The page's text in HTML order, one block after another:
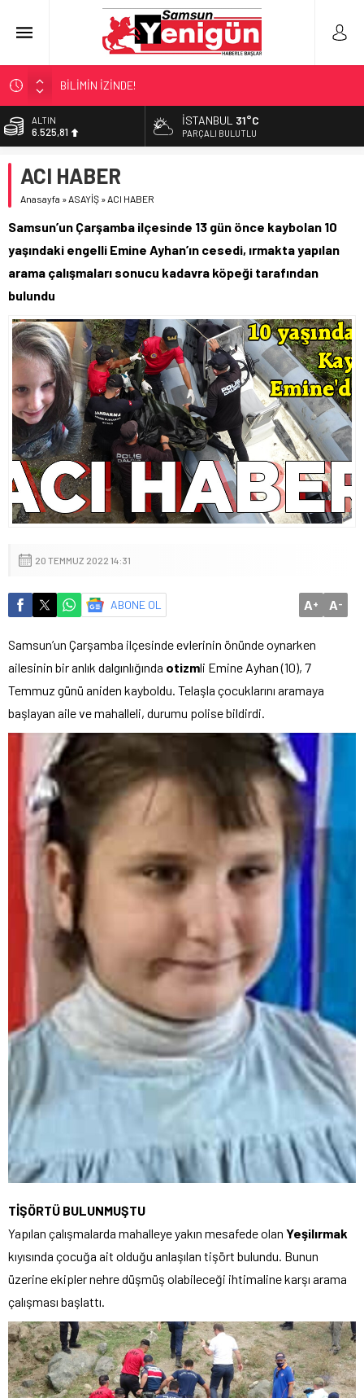
BİLİMİN İZİNDE!
TIR’A ‘ZEHİR’ BASKINI!
FECİ SON!
SAMSUN YANACAK!
BİST
13.703,13
47,5932
EURO
6.525,81
İSTANBUL 31°C
PARÇALI BULUTLU
ACI HABER
Anasayfa »ASAYİŞ »ACI HABER
Samsun’un Çarşamba ilçesinde 13 gün önce kaybolan 10
yaşındaki engelli Emine Ayhan’ın cesedi, ırmakta yapılan
arama çalışmaları sonucu kadavra köpeği tarafından
bulundu
20 TEMMUZ 2022 14:31
ABONE OL A+ A-
Samsun’un Çarşamba ilçesinde evlerinin önünde oynarken
ailesinin bir anlık dalgınlığında otizmli Emine Ayhan (10), 7
Temmuz günü aniden kayboldu. Telaşla çocuklarını aramaya
başlayan aile ve mahalleli, durumu polise bildirdi.
TİŞÖRTÜ BULUNMUŞTU
Yapılan çalışmalarda mahalleye yakın mesafede olan Yeşilırmak
kıyısında çocuğa ait olduğu anlaşılan tişört bulundu. Bunun
üzerine ekipler nehre düşmüş olabileceği ihtimaline karşı arama
çalışması başlattı.